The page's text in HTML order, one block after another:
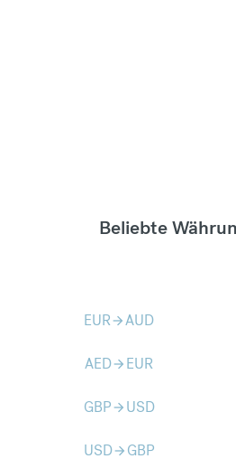
Beliebte
EURarrow_forwardAUD
AEDarrow_forward EUR
GBParrow_forward USD
USDarrow_forward GBP